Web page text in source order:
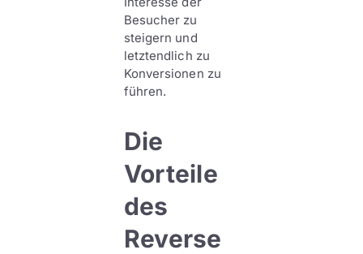
Besucher zu
steigern und
letztendlich zu
Konversionen zu
führen.
Die
Vorteile
des
Reverse